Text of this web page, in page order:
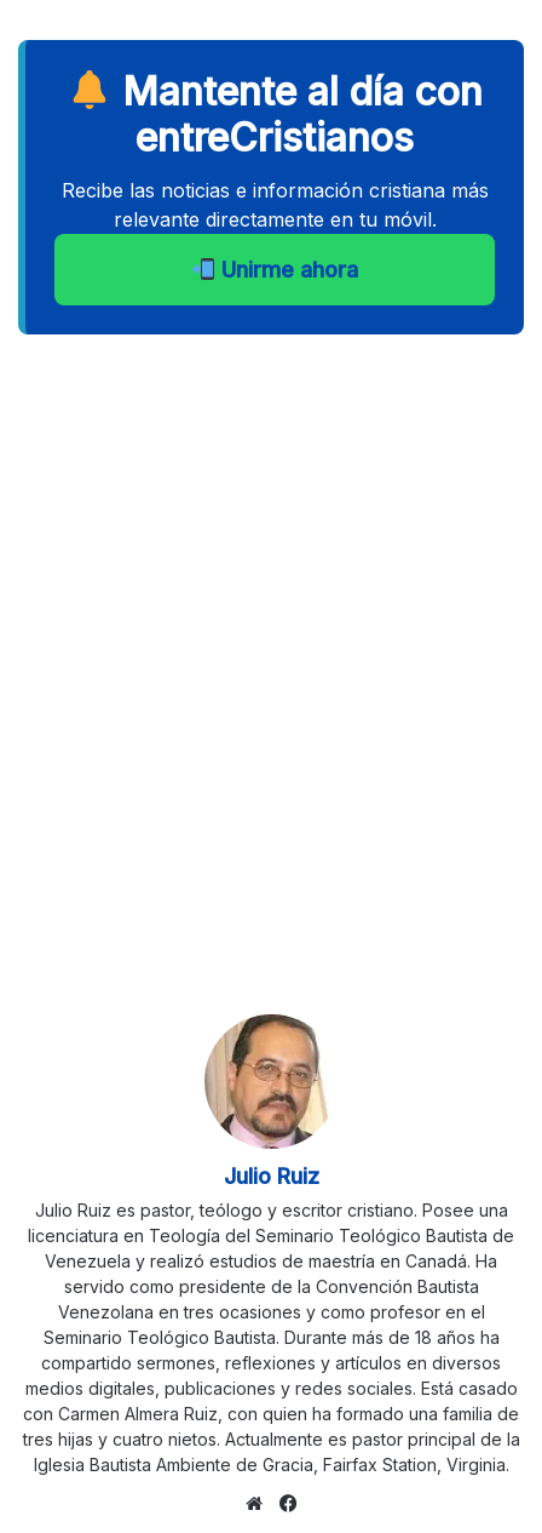
Mantente al día con
entreCristianos
Recibe las noticias e información cristiana más
relevante directamente en tu móvil.
Unirme ahora
Julio Ruiz
Julio Ruiz es pastor, teólogo y escritor cristiano. Posee una
licenciatura en Teología del Seminario Teológico Bautista de
Venezuela y realizó estudios de maestría en Canadá. Ha
servido como presidente de la Convención Bautista
Venezolana en tres ocasiones y como profesor en el
Seminario Teológico Bautista. Durante más de 18 años ha
compartido sermones, reflexiones y artículos en diversos
medios digitales, publicaciones y redes sociales. Está casado
con Carmen Almera Ruiz, con quien ha formado una familia de
tres hijas y cuatro nietos. Actualmente es pastor principal de la
Iglesia Bautista Ambiente de Gracia, Fairfax Station, Virginia.
Sitio